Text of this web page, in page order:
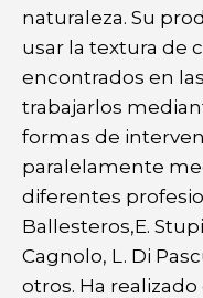
naturaleza. Su
usar la textura de
encontrados en
trabajarlos
formas de
paralelamente
diferentes
Ballesteros,E.
Cagnolo, L. Di
otros. Ha